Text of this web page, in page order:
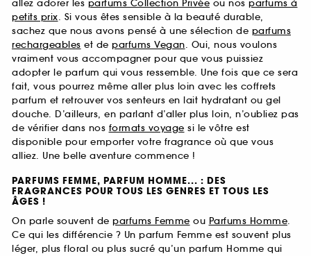
allez adorer les parfums Collection Privée ou nos parfums à
petits prix. Si vous êtes sensible à la beauté durable,
sachez que nous avons pensé à une sélection de parfums
rechargeables et de parfums Vegan. Oui, nous voulons
vraiment vous accompagner pour que vous puissiez
adopter le parfum qui vous ressemble. Une fois que ce sera
fait, vous pourrez même aller plus loin avec les coffrets
parfum et retrouver vos senteurs en lait hydratant ou gel
douche. D’ailleurs, en parlant d’aller plus loin, n’oubliez pas
de vérifier dans nos formats voyage si le vôtre est
disponible pour emporter votre fragrance où que vous
alliez. Une belle aventure commence !
PARFUMS FEMME, PARFUM HOMME... : DES
FRAGRANCES POUR TOUS LES GENRES ET TOUS LES
ÂGES !
On parle souvent de parfums Femme ou Parfums Homme.
Ce qui les différencie ? Un parfum Femme est souvent plus
léger, plus floral ou plus sucré qu’un parfum Homme qui